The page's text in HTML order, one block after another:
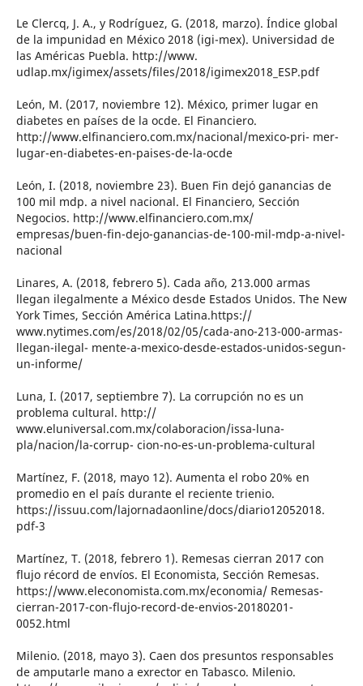
Le Clercq, J. A., y Rodríguez, G. (2018, marzo). Índice global
de la impunidad en México 2018 (igi-mex). Universidad de
las Américas Puebla. http://www.
udlap.mx/igimex/assets/files/2018/igimex2018_ESP.pdf
León, M. (2017, noviembre 12). México, primer lugar en
diabetes en países de la ocde. El Financiero.
http://www.elfinanciero.com.mx/nacional/mexico-pri- mer-
lugar-en-diabetes-en-paises-de-la-ocde
León, I. (2018, noviembre 23). Buen Fin dejó ganancias de
100 mil mdp. a nivel nacional. El Financiero, Sección
Negocios. http://www.elfinanciero.com.mx/
empresas/buen-fin-dejo-ganancias-de-100-mil-mdp-a-nivel-
nacional
Linares, A. (2018, febrero 5). Cada año, 213.000 armas
llegan ilegalmente a México desde Estados Unidos. The New
York Times, Sección América Latina.https://
www.nytimes.com/es/2018/02/05/cada-ano-213-000-armas-
llegan-ilegal- mente-a-mexico-desde-estados-unidos-segun-
un-informe/
Luna, I. (2017, septiembre 7). La corrupción no es un
problema cultural. http://
www.eluniversal.com.mx/colaboracion/issa-luna-
pla/nacion/la-corrup- cion-no-es-un-problema-cultural
Martínez, F. (2018, mayo 12). Aumenta el robo 20% en
promedio en el país durante el reciente trienio.
https://issuu.com/lajornadaonline/docs/diario12052018.
pdf-3
Martínez, T. (2018, febrero 1). Remesas cierran 2017 con
flujo récord de envíos. El Economista, Sección Remesas.
https://www.eleconomista.com.mx/economia/ Remesas-
cierran-2017-con-flujo-record-de-envios-20180201-
0052.html
Milenio. (2018, mayo 3). Caen dos presuntos responsables
de amputarle mano a exrector en Tabasco. Milenio.